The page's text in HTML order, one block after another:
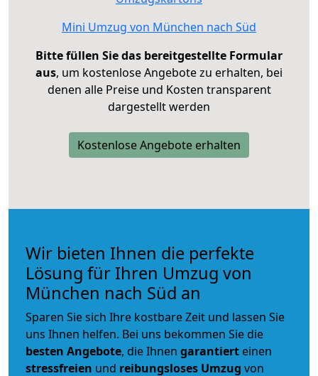
Mini Umzug von München nach Süd
Bitte füllen Sie das bereitgestellte Formular
aus, um kostenlose Angebote zu erhalten, bei
denen alle Preise und Kosten transparent
dargestellt werden
Kostenlose Angebote erhalten
Wir bieten Ihnen die perfekte
Lösung für Ihren Umzug von
München nach Süd an
Sparen Sie sich Ihre kostbare Zeit und lassen Sie
uns Ihnen helfen. Bei uns bekommen Sie die
besten Angebote, die Ihnen garantiert einen
stressfreien und reibungsloses Umzug von